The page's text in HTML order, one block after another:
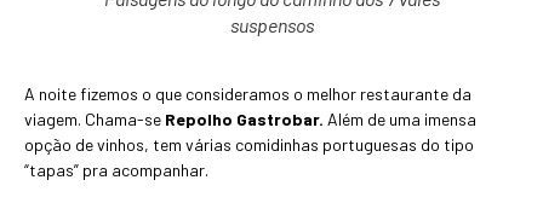
suspensos
A noite fizemos o que consideramos o melhor restaurante da
viagem. Chama-se Repolho Gastrobar. Além de uma imensa
opção de vinhos, tem várias comidinhas portuguesas do tipo
“tapas” pra acompanhar.